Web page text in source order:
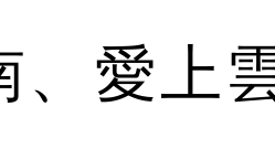
、愛上